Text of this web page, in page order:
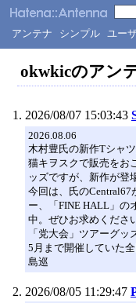
アンテナ シンプル ユー
okwkicのアン
2026/08/07 15:03:43
2026.08.06
木村豊氏の新作Tシャ
猫キヲスクで販売をお
ッズですが、新作が登
今回は、氏のCentral67
ー、「FINE HALL」の
中。ぜひお求めくださ
「党大会」ツアーグッ
5月まで開催していた
島巡
2026/08/05 11:29:47